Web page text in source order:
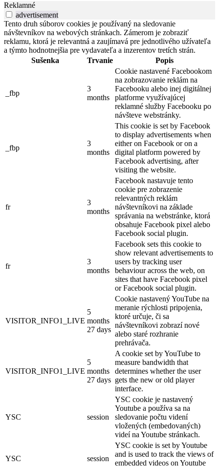
Reklamné
advertisement
Tento druh súborov cookies je používaný na sledovanie
návštevníkov na webových stránkach. Zámerom je zobraziť
reklamu, ktorá je relevantná a zaujímavá pre jednotlivého užívateľa
a týmto hodnotnejšia pre vydavateľa a inzerentov tretích strán.
Sušenka
Trvanie Popis
_fbp
3
months
Cookie nastavené Facebookom
na zobrazovanie reklám na
Facebooku alebo inej digitálnej
platforme využívajúcej
reklamné služby Facebooku po
návšteve webstránky.
_fbp
3
months
This cookie is set by Facebook
to display advertisements when
either on Facebook or on a
digital platform powered by
Facebook advertising, after
visiting the website.
fr
3
months
Facebook nastavuje tento
cookie pre zobrazenie
relevantných reklám
návštevníkovi na základe
správania na webstránke, ktorá
obsahuje Facebook pixel alebo
Facebook social plugin.
fr
3
months
Facebook sets this cookie to
show relevant advertisements to
users by tracking user
behaviour across the web, on
sites that have Facebook pixel
or Facebook social plugin.
VISITOR_INFO1_LIVE
5
months
27 days
Cookie nastavený YouTube na
meranie rýchlosti pripojenia,
ktoré určuje, či sa
návštevníkovi zobrazí nové
alebo staré rozhranie
prehrávača.
VISITOR_INFO1_LIVE
5
months
27 days
A cookie set by YouTube to
measure bandwidth that
determines whether the user
gets the new or old player
interface.
YSC session
YSC cookie je nastavený
Youtube a používa sa na
sledovanie počtu videní
vložených (embedovaných)
videí na Youtube stránkach.
YSC session
YSC cookie is set by Youtube
and is used to track the views of
embedded videos on Youtube